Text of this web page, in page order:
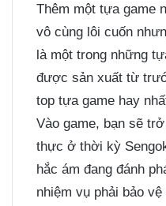
Thêm một tựa game
vô cùng lôi cuốn
là một trong những
được sản xuất từ
top tựa game hay
Vào game, bạn sẽ
thực ở thời kỳ
hắc ám đang đánh
nhiệm vụ phải bảo